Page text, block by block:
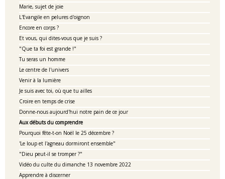
Marie, sujet de joie
L'Evangile en pelures d'oignon
Encore en corps ?
Et vous, qui dites-vous que je suis ?
"Que ta foi est grande !"
Tu seras un homme
Le centre de l'univers
Venir à la lumière
Je suis avec toi, où que tu ailles
Croire en temps de crise
Donne-nous aujourd'hui notre pain de ce jour
Aux débuts du comprendre
Pourquoi fête-t-on Noël le 25 décembre ?
'Le loup et l'agneau dormiront ensemble"
"Dieu peut-il se tromper ?"
Vidéo du culte du dimanche 13 novembre 2022
Apprendre à discerner